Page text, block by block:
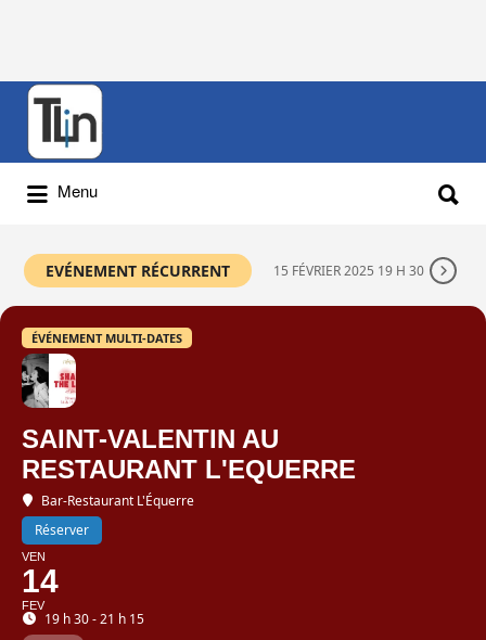
Rechercher
Menu
EVÉNEMENT RÉCURRENT 15 FÉVRIER 2025 19 H 30
ÉVÉNEMENT MULTI-DATES
SAINT-VALENTIN AU
RESTAURANT L'EQUERRE
Bar-Restaurant L'Équerre
Réserver
VEN
14
FEV
19 h 30 - 21 h 15